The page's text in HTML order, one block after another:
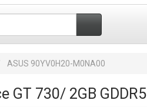
ASUS 90YV0H20-M0NA00
GT 730/ 2GB GDDR5